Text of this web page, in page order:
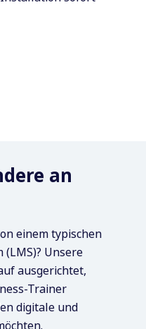
an
einem typischen
Unsere
ausgerichtet,
Trainer
digitale und